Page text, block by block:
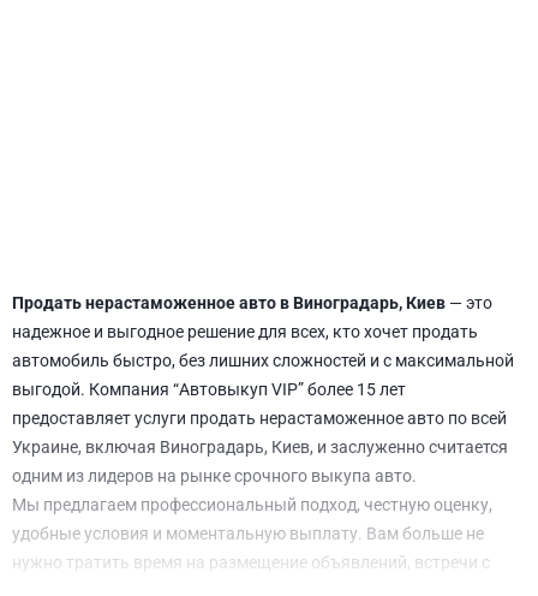
Продать нерастаможенное авто в Виноградарь, Киев — это
надежное и выгодное решение для всех, кто хочет продать
автомобиль быстро, без лишних сложностей и с максимальной
выгодой. Компания “Автовыкуп VIP” более 15 лет
предоставляет услуги продать нерастаможенное авто по всей
Украине, включая Виноградарь, Киев, и заслуженно считается
одним из лидеров на рынке срочного выкупа авто.
Мы предлагаем профессиональный подход, честную оценку,
удобные условия и моментальную выплату. Вам больше не
нужно тратить время на размещение объявлений, встречи с